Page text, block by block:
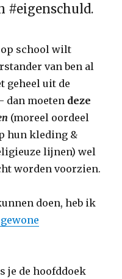
#eigenschuld.
op school wilt
van ben al
geheel uit de
dan moeten deze
(moreel oordeel
hun kleding &
lijnen) wel
worden voorzien.
doen, heb ik
je de hoofddoek